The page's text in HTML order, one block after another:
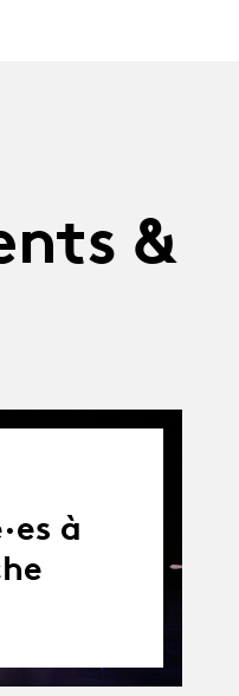
&
à